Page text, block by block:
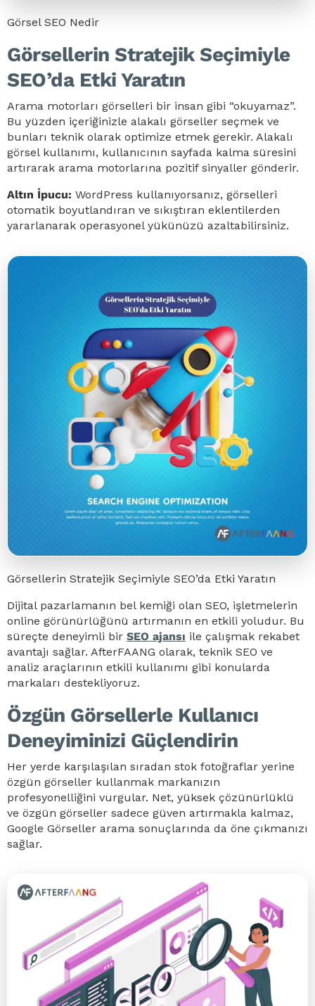
Görsel SEO Nedir
Görsellerin Stratejik Seçimiyle
SEO’da Etki Yaratın
Arama motorları görselleri bir insan gibi “okuyamaz”.
Bu yüzden içeriğinizle alakalı görseller seçmek ve
bunları teknik olarak optimize etmek gerekir. Alakalı
görsel kullanımı, kullanıcının sayfada kalma süresini
artırarak arama motorlarına pozitif sinyaller gönderir.
Altın İpucu: WordPress kullanıyorsanız, görselleri
otomatik boyutlandıran ve sıkıştıran eklentilerden
yararlanarak operasyonel yükünüzü azaltabilirsiniz.
Görsellerin Stratejik Seçimiyle SEO’da Etki Yaratın
Dijital pazarlamanın bel kemiği olan SEO, işletmelerin
online görünürlüğünü artırmanın en etkili yoludur. Bu
süreçte deneyimli bir SEO ajansı ile çalışmak rekabet
avantajı sağlar. AfterFAANG olarak, teknik SEO ve
analiz araçlarının etkili kullanımı gibi konularda
markaları destekliyoruz.
Özgün Görsellerle Kullanıcı
Deneyiminizi Güçlendirin
Her yerde karşılaşılan sıradan stok fotoğraflar yerine
özgün görseller kullanmak markanızın
profesyonelliğini vurgular. Net, yüksek çözünürlüklü
ve özgün görseller sadece güven artırmakla kalmaz,
Google Görseller arama sonuçlarında da öne çıkmanızı
sağlar.